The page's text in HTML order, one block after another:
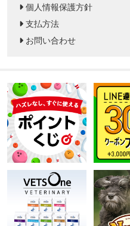
個人情報保護方針
支払方法
お問い合わせ